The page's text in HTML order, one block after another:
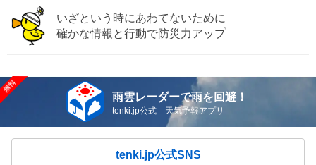
いざという時にあわてないために
確かな情報と行動で防災力アップ
雨雲レーダーで雨を回避！
tenki.jp公式 天気予報アプリ
tenki.jp公式SNS